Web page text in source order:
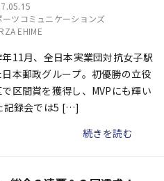
ーツコミュニケーションズ
EHIME
11月、全日本実業団対抗女子駅
本郵政グループ。初優勝の立役
区間賞を獲得し、MVPにも輝い
記録会では5 […]
続きを読む